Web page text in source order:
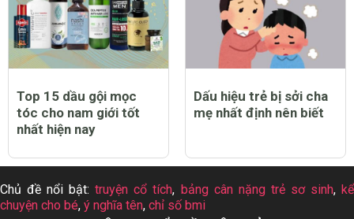
Top 15 dầu gội mọc
tóc cho nam giới tốt
nhất hiện nay
Dấu hiệu trẻ bị sởi cha
mẹ nhất định nên biết
Chủ đề nổi bật:truyện cổ tích, bảng cân nặng trẻ sơ sinh, kể
chuyện cho bé, ý nghĩa tên, chỉ số bmi